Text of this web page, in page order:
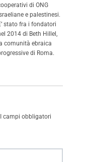
di ONG
e palestinesi.
stato fra i fondatori
2014 di Beth Hillel,
comunità ebraica
di Roma.
I campi obbligatori